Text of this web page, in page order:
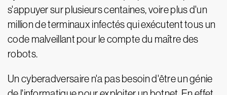
s'appuyer sur plusieurs centaines, voire plus d'un
million de terminaux infectés qui exécutent tous un
code malveillant pour le compte du maître des
robots.
Un cyberadversaire n'a pas besoin d'être un génie